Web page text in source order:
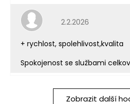
Hodnocení
2.2.2026
+ rychlost, spolehlivost,kvalita
Spokojenost se službami
Zobrazit další